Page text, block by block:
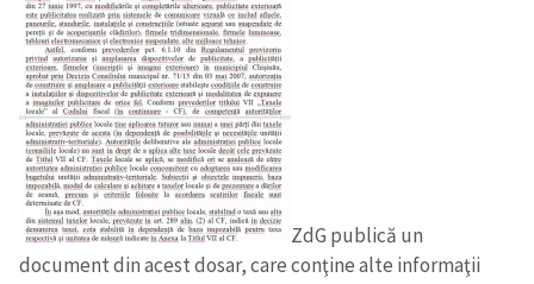
ZdG publică un
document din acest dosar, care conţine alte informaţii